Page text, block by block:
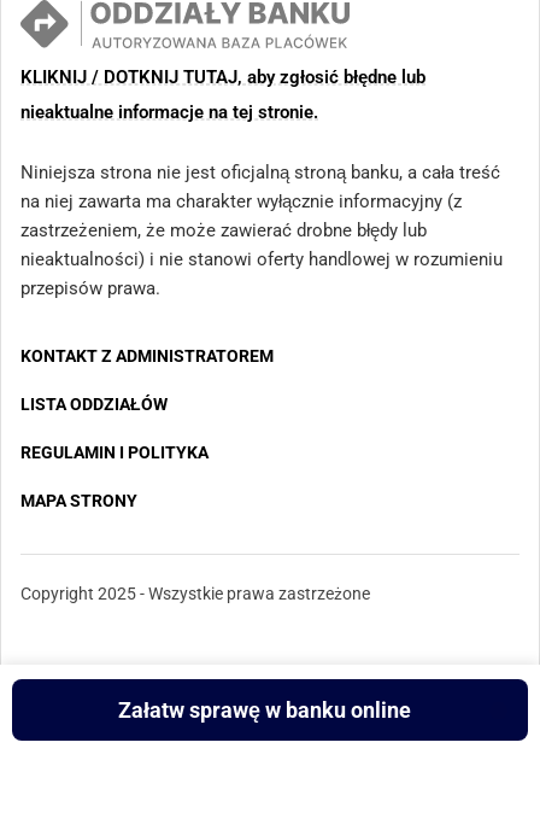
KLIKNIJ / DOTKNIJ TUTAJ, aby zgłosić błędne lub
nieaktualne informacje na tej stronie.
Niniejsza strona nie jest oficjalną stroną banku, a cała treść
na niej zawarta ma charakter wyłącznie informacyjny (z
zastrzeżeniem, że może zawierać drobne błędy lub
nieaktualności) i nie stanowi oferty handlowej w rozumieniu
przepisów prawa.
KONTAKT Z ADMINISTRATOREM
LISTA ODDZIAŁÓW
REGULAMIN I POLITYKA
MAPA STRONY
Copyright 2025 - Wszystkie prawa zastrzeżone
Załatw sprawę w banku online